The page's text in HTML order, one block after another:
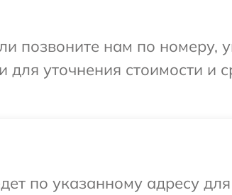
позвоните нам по номеру,
уточнения стоимости и
по указанному адресу